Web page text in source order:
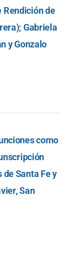
Rendición de
Gabriela
y Gonzalo
como
Santa Fe y
San